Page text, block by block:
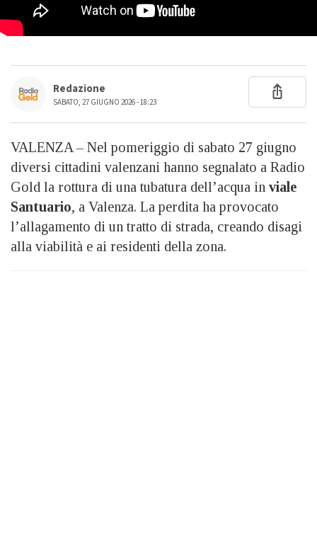
Redazione
SABATO, 27 GIUGNO 2026 - 18:23
VALENZA – Nel pomeriggio di sabato 27 giugno
diversi cittadini valenzani hanno segnalato a Radio
Gold la rottura di una tubatura dell’acqua in viale
Santuario, a Valenza. La perdita ha provocato
l’allagamento di un tratto di strada, creando disagi
alla viabilità e ai residenti della zona.